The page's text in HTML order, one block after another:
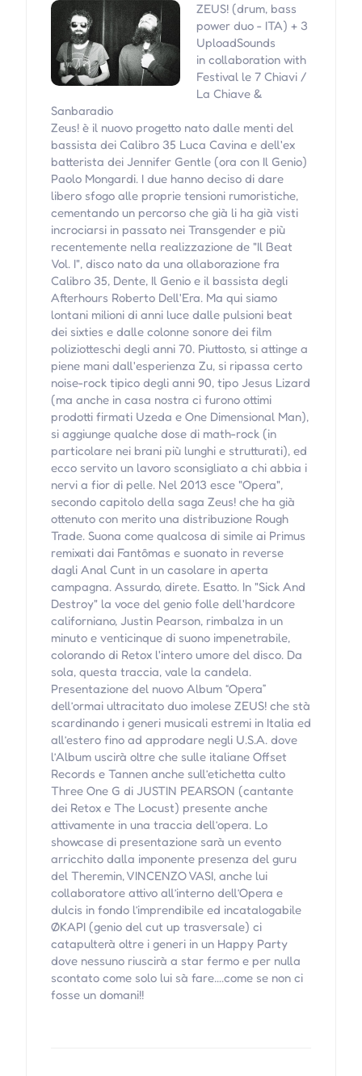
ZEUS! (drum, bass
power duo - ITA) + 3
UploadSounds
in collaboration with
Festival le 7 Chiavi /
La Chiave &
Sanbaradio
Zeus! è il nuovo progetto nato dalle menti del
bassista dei Calibro 35 Luca Cavina e dell'ex
batterista dei Jennifer Gentle (ora con Il Genio)
Paolo Mongardi. I due hanno deciso di dare
libero sfogo alle proprie tensioni rumoristiche,
cementando un percorso che già li ha già visti
incrociarsi in passato nei Transgender e più
recentemente nella realizzazione de "Il Beat
Vol. I", disco nato da una ollaborazione fra
Calibro 35, Dente, Il Genio e il bassista degli
Afterhours Roberto Dell'Era. Ma qui siamo
lontani milioni di anni luce dalle pulsioni beat
dei sixties e dalle colonne sonore dei film
poliziotteschi degli anni 70. Piuttosto, si attinge a
piene mani dall'esperienza Zu, si ripassa certo
noise-rock tipico degli anni 90, tipo Jesus Lizard
(ma anche in casa nostra ci furono ottimi
prodotti firmati Uzeda e One Dimensional Man),
si aggiunge qualche dose di math-rock (in
particolare nei brani più lunghi e strutturati), ed
ecco servito un lavoro sconsigliato a chi abbia i
nervi a fior di pelle. Nel 2013 esce "Opera",
secondo capitolo della saga Zeus! che ha già
ottenuto con merito una distribuzione Rough
Trade. Suona come qualcosa di simile ai Primus
remixati dai Fantômas e suonato in reverse
dagli Anal Cunt in un casolare in aperta
campagna. Assurdo, direte. Esatto. In "Sick And
Destroy" la voce del genio folle dell'hardcore
californiano, Justin Pearson, rimbalza in un
minuto e venticinque di suono impenetrabile,
colorando di Retox l'intero umore del disco. Da
sola, questa traccia, vale la candela.
Presentazione del nuovo Album “Opera”
dell’ormai ultracitato duo imolese ZEUS! che stà
scardinando i generi musicali estremi in Italia ed
all’estero fino ad approdare negli U.S.A. dove
l’Album uscirà oltre che sulle italiane Offset
Records e Tannen anche sull’etichetta culto
Three One G di JUSTIN PEARSON (cantante
dei Retox e The Locust) presente anche
attivamente in una traccia dell’opera. Lo
showcase di presentazione sarà un evento
arricchito dalla imponente presenza del guru
del Theremin, VINCENZO VASI, anche lui
collaboratore attivo all’interno dell’Opera e
dulcis in fondo l’imprendibile ed incatalogabile
ØKAPI (genio del cut up trasversale) ci
catapulterà oltre i generi in un Happy Party
dove nessuno riuscirà a star fermo e per nulla
scontato come solo lui sà fare….come se non ci
fosse un domani!!